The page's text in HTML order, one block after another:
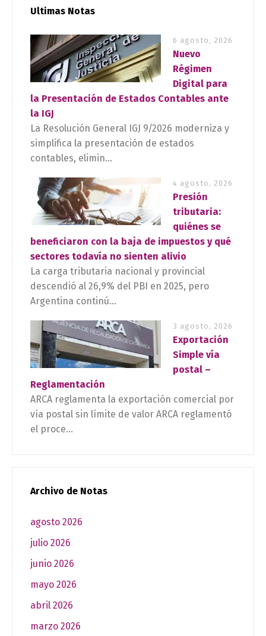
Ultimas Notas
6 agosto, 2026
Nuevo
Régimen
Digital para
la Presentación de Estados Contables ante
la IGJ
La Resolución General IGJ 9/2026 moderniza y
simplifica la presentación de estados
contables, elimin...
4 agosto, 2026
Presión
tributaria:
quiénes se
beneficiaron con la baja de impuestos y qué
sectores todavía no sienten alivio
La carga tributaria nacional y provincial
descendió al 26,9% del PBI en 2025, pero
Argentina continú...
3 agosto, 2026
Exportación
Simple vía
postal –
Reglamentación
ARCA reglamenta la exportación comercial por
vía postal sin límite de valor ARCA reglamentó
el proce...
Archivo de Notas
agosto 2026
julio 2026
junio 2026
mayo 2026
abril 2026
marzo 2026